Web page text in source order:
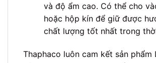
và độ ẩm cao. Có thể cho
hoặc hộp kín để giữ được
chất lượng tốt nhất trong
Thaphaco luôn cam kết sản phẩm